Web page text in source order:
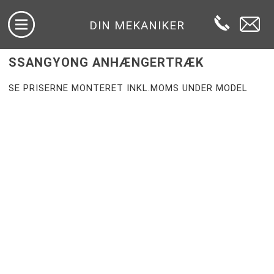
DIN MEKANIKER
SSANGYONG ANHÆNGERTRÆK
SE PRISERNE MONTERET INKL.MOMS UNDER MODEL